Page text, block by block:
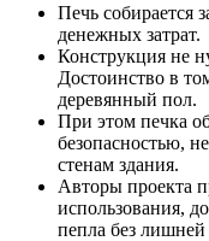
Печь собирается
денежных затрат.
Конструкция не
Достоинство в
деревянный пол.
При этом печка
безопасностью,
стенам здания.
Авторы проекта
использования,
пепла без лишней